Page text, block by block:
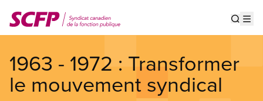
au
contenu
1963 - 1972 : Transformer
le mouvement syndical